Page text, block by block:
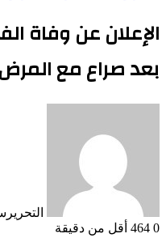
الإعلان عن وفاة
بعد صراع مع المرض
التحرير
0
أقل من دقيقة